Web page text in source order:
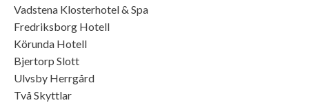
Vadstena Klosterhotel & Spa
Fredriksborg Hotell
Körunda Hotell
Bjertorp Slott
Ulvsby Herrgård
Två Skyttlar